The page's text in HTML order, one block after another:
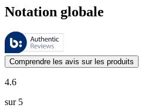
Notation globale
Ces évaluations sont gérées par
Les avis des clients exprimés sous
Comprendre les avis sur les produits
4.6
sur 5